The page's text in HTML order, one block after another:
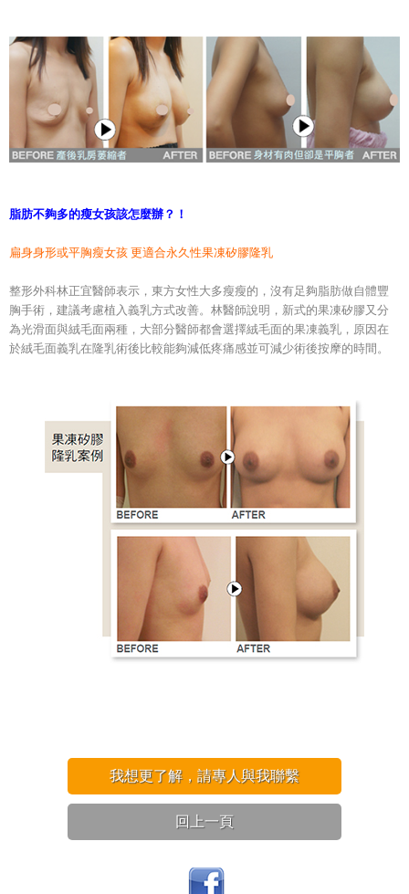
脂肪不夠多的瘦女孩該怎麼辦？！
扁身身形或平胸瘦女孩 更適合永久性果凍矽膠隆乳
整形外科林正宜醫師表示，東方女性大多瘦瘦的，沒有足夠脂肪做自體豐
胸手術，建議考慮植入義乳方式改善。林醫師說明，新式的果凍矽膠又分
為光滑面與絨毛面兩種，大部分醫師都會選擇絨毛面的果凍義乳，原因在
於絨毛面義乳在隆乳術後比較能夠減低疼痛感並可減少術後按摩的時間。
我想更了解，請專人與我聯繫
回上一頁